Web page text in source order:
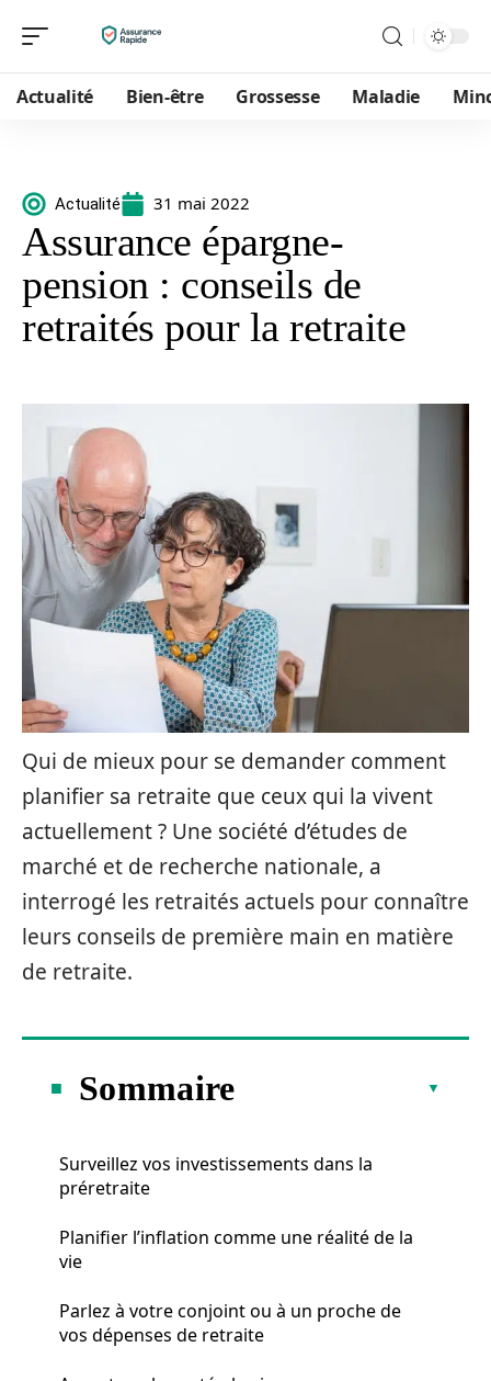
Actualité Bien-être Grossesse Maladie
Actualité 31 mai 2022
Assurance épargne-
pension : conseils de
retraités pour la retraite
Qui de mieux pour se demander comment
planifier sa retraite que ceux qui la vivent
actuellement ? Une société d’études de
marché et de recherche nationale, a
interrogé les retraités actuels pour connaître
leurs conseils de première main en matière
de retraite.
Sommaire
Surveillez vos investissements dans la
préretraite
Planifier l’inflation comme une réalité de la
vie
Parlez à votre conjoint ou à un proche de
vos dépenses de retraite